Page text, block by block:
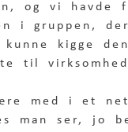
og vi havde
i gruppen,
kunne kigge
til
med i et
man ser, jo